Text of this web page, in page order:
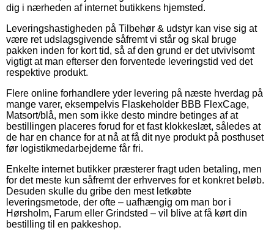
dig i nærheden af internet butikkens hjemsted.
Leveringshastigheden på Tilbehør & udstyr kan vise sig at
være ret udslagsgivende såfremt vi står og skal bruge
pakken inden for kort tid, så af den grund er det utvivlsomt
vigtigt at man efterser den forventede leveringstid ved det
respektive produkt.
Flere online forhandlere yder levering på næste hverdag på
mange varer, eksempelvis Flaskeholder BBB FlexCage,
Matsort/blå, men som ikke desto mindre betinges af at
bestillingen placeres forud for et fast klokkeslæt, således at
de har en chance for at nå at få dit nye produkt på posthuset
før logistikmedarbejderne får fri.
Enkelte internet butikker præsterer fragt uden betaling, men
for det meste kun såfremt der erhverves for et konkret beløb.
Desuden skulle du gribe den mest letkøbte
leveringsmetode, der ofte – uafhængig om man bor i
Hørsholm, Farum eller Grindsted – vil blive at få kørt din
bestilling til en pakkeshop.